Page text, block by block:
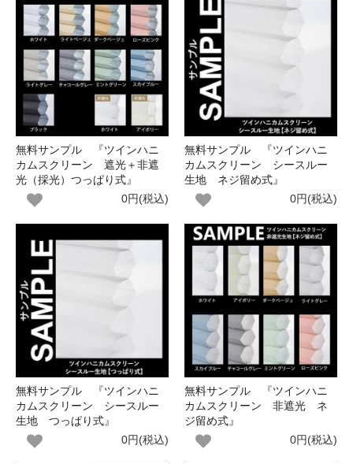
無料サンプル 『ツインハニ
カムスクリーン 遮光＋非遮
光（採光）つっぱり式』
0円(税込)
無料サンプル 『ツインハニ
カムスクリーン シースルー
生地 ネジ留め式』
0円(税込)
無料サンプル 『ツインハニ
カムスクリーン シースルー
生地 つっぱり式』
0円(税込)
無料サンプル 『ツインハニ
カムスクリーン 非遮光 ネ
ジ留め式』
0円(税込)